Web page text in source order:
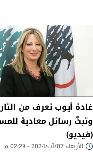
غادة أيوب تغرف من
وتبثّ رسائل معادية
(فيديو)
الأربعاء 07/آب/2024 - 02:29 م